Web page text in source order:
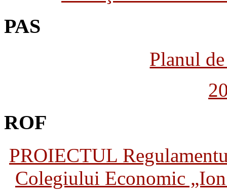
PAS
Planul
ROF
PROIECTUL
Colegiului Economic